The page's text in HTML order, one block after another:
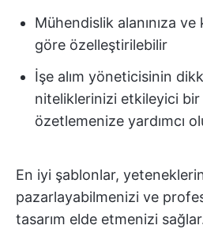
Mühendislik alanınıza
göre özelleştirilebilir
İşe alım yöneticisinin
niteliklerinizi etkileyici bir
özetlemenize yardımcı
En iyi şablonlar,
pazarlayabilmenizi ve
tasarım elde etmenizi